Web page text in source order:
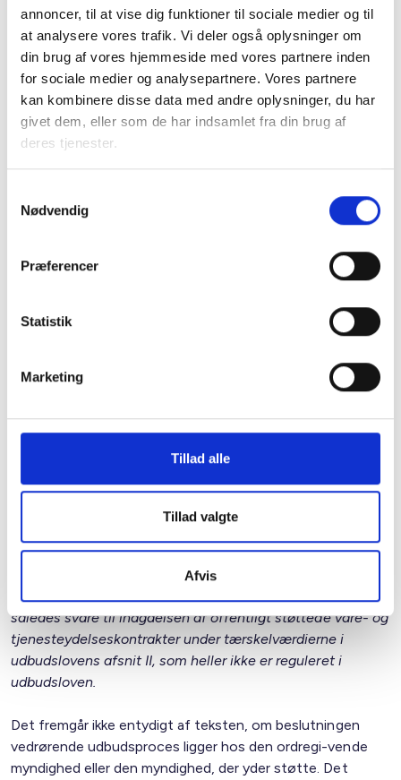
annoncer, til at vise dig funktioner til sociale medier og til
at analysere vores trafik. Vi deler også oplysninger om
din brug af vores hjemmeside med vores partnere inden
for sociale medier og analysepartnere. Vores partnere
kan kombinere disse data med andre oplysninger, du har
givet dem, eller som de har indsamlet fra din brug af
deres tjenester.
Nødvendig
Præferencer
Statistik
Marketing
Tillad alle
Tillad valgte
Afvis
hvorvidt et arbejde er et bygge- og anlægsarbejde eller en
leverance (vareindkøb). Det ville være formålstjenligt i
forbindelse med revisionsarbejdet, at der, om ikke andet så
i lovbemærkninger eller vejledningen, i højere grad tages
stilling til, hvorledes systemleverancer (som fx
badekabiner), større tekniske anlæg o.l. skal betragtes,
eftersom det i øget omfang bliver en større og større del
af byggeriets leverancer og byggeprocesser, og unødige
begrænses.
tærskelværdien
Den foreslåede ordning vil også medføre, at tilbudslovens
gældende regler for støttede bygge- og anlægskontrakter
ikke videreføres. Indgåelsen af offentligt støttede bygge-
udbudslovens afsnit II vil derfor ikke længere være
myndighed, som yder støtte til bygge- og
anlægskontrakter under EU-tærskelværdien at stille
eventuelle krav til proceduren for indgåelsen af
f.eks. kunne stille krav om, at kontrakten skal indgås efter
reglerne i udbudslovens afsnit V, hvis dette vurderes
hensigtsmæssigt og proportionalt. Retstilstanden vil
således svare til indgåelsen af offentligt støttede vare- og
tjenesteydelseskontrakter under tærskelværdierne i
udbudslovens afsnit II, som heller ikke er reguleret i
udbudsloven.
Det fremgår ikke entydigt af teksten, om beslutningen
vedrørende udbudsproces ligger hos den ordregi-vende
myndighed eller den myndighed, der yder støtte. Det